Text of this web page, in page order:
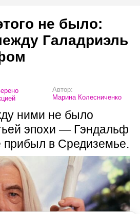
не было:
Галадриэль
Автор:
Марина Колесниченко
ними не было
эпохи — Гэндальф
прибыл в Средиземье.